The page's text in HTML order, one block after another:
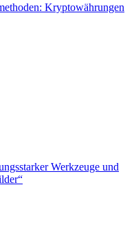
Kryptowährungen
Werkzeuge und